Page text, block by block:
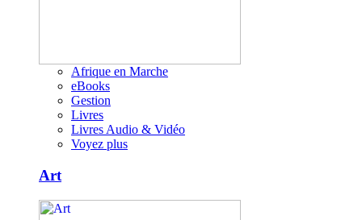
Afrique en Marche
eBooks
Gestion
Livres
Livres Audio & Vidéo
Voyez plus
Art